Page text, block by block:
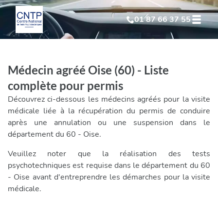
01 87 66 37 55
Test Psychotechnique suite à annulation
Test Psychotechniquesuite à invalidation
Test Psychotechnique
Médecin agréé Oise (60) - Liste
complète pour permis
Découvrez ci-dessous les médecins agréés pour la visite
médicale liée à la récupération du permis de conduire
après une annulation ou une suspension dans le
département du 60 - Oise.
Veuillez noter que la réalisation des tests
psychotechniques est requise dans le département du 60
- Oise avant d'entreprendre les démarches pour la visite
médicale.